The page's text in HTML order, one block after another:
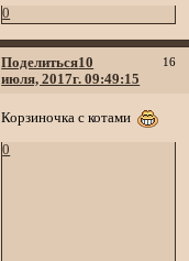
0
Поделиться 16
10
июля, 2017г. 09:49:15
Корзиночка с котами
0